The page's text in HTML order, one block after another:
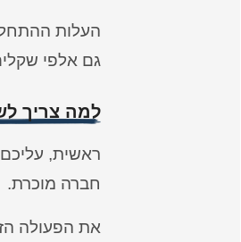
גם אלפי
למה צריך
ראשית,
חברה מוכרת.
את הפעולה